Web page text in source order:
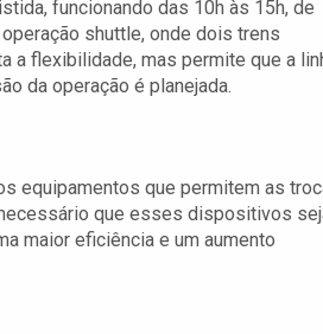
funcionando das 10h às 15h, de
shuttle, onde dois trens
a flexibilidade, mas permite que a
da operação é planejada.
equipamentos que permitem as
que esses dispositivos
maior eficiência e um aumento